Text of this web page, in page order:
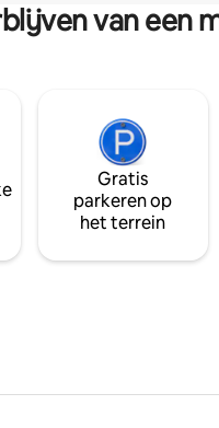
van een
Gratis
parkeren op
het terrein